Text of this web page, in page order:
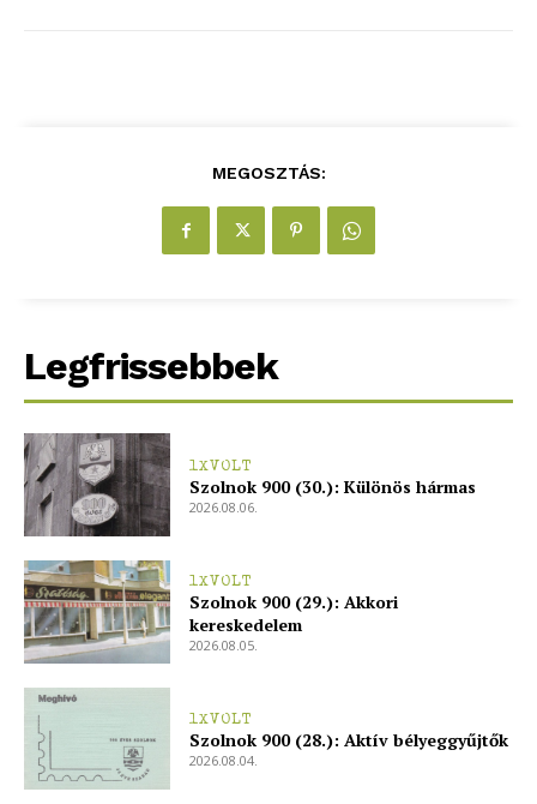
MEGOSZTÁS:
Legfrissebbek
1XVOLT
Szolnok 900 (30.): Különös hármas
2026.08.06.
1XVOLT
Szolnok 900 (29.): Akkori
kereskedelem
2026.08.05.
1XVOLT
Szolnok 900 (28.): Aktív bélyeggyűjtők
2026.08.04.